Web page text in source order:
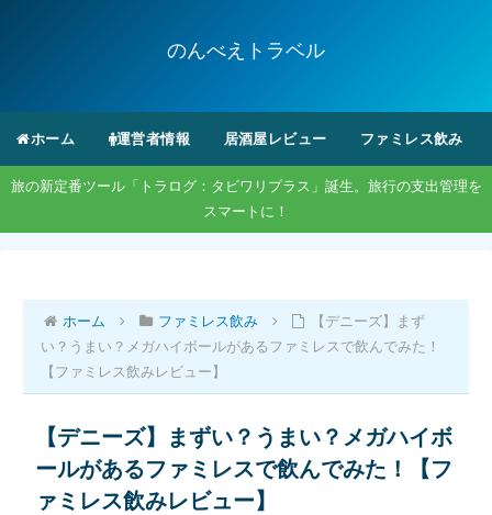
のんべえトラベル
ホーム 運営者情報 居酒屋レビュー ファミレス飲み
旅の新定番ツール「トラログ：タビワリプラス」誕生。旅行の支出管理を
スマートに！
ホーム ファミレス飲み
【デニーズ】まず
い？うまい？メガハイボールがあるファミレスで飲んでみた！
【ファミレス飲みレビュー】
【デニーズ】まずい？うまい？メガハイボ
ールがあるファミレスで飲んでみた！【フ
ァミレス飲みレビュー】